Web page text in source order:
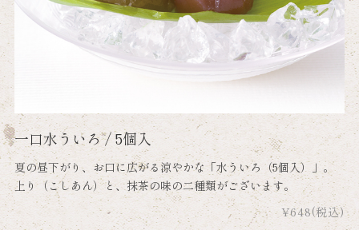
一口水ういろ / 5個入
夏の昼下がり、お口に広がる涼やかな「水ういろ（5個入）」。
上り（こしあん）と、抹茶の味の二種類がございます。
¥648(税込)